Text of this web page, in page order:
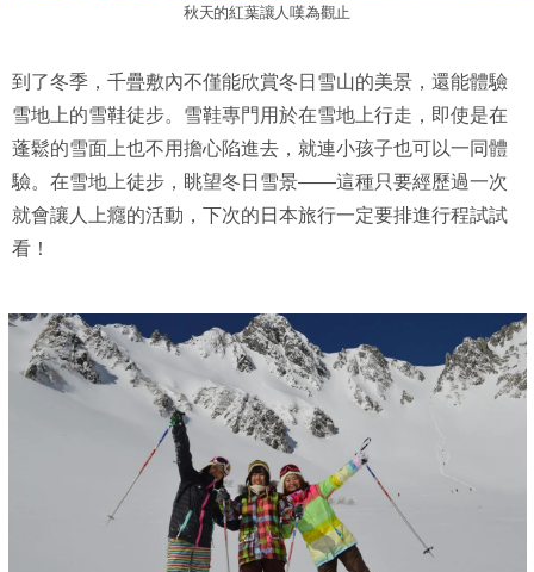
秋天的紅葉讓人嘆為觀止
到了冬季，千疊敷內不僅能欣賞冬日雪山的美景，還能體驗
雪地上的雪鞋徒步。雪鞋專門用於在雪地上行走，即使是在
蓬鬆的雪面上也不用擔心陷進去，就連小孩子也可以一同體
驗。在雪地上徒步，眺望冬日雪景——這種只要經歷過一次
就會讓人上癮的活動，下次的日本旅行一定要排進行程試試
看！